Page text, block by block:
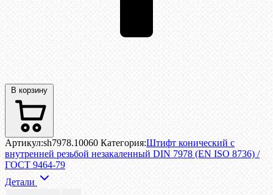
В корзину
Артикул:sh7978.10060 Категория:Штифт конический с
внутренней резьбой незакаленный DIN 7978 (EN ISO 8736) /
ГОСТ 9464-79
Детали